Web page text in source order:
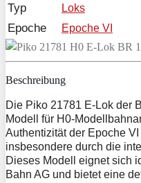
Typ Loks
Epoche Epoche VI
Beschreibung
Die Piko 21781 E-Lok der
Modell für H0-
Authentizität der Epoche
insbesondere durch die
Dieses Modell eignet sich
Bahn AG und bietet eine